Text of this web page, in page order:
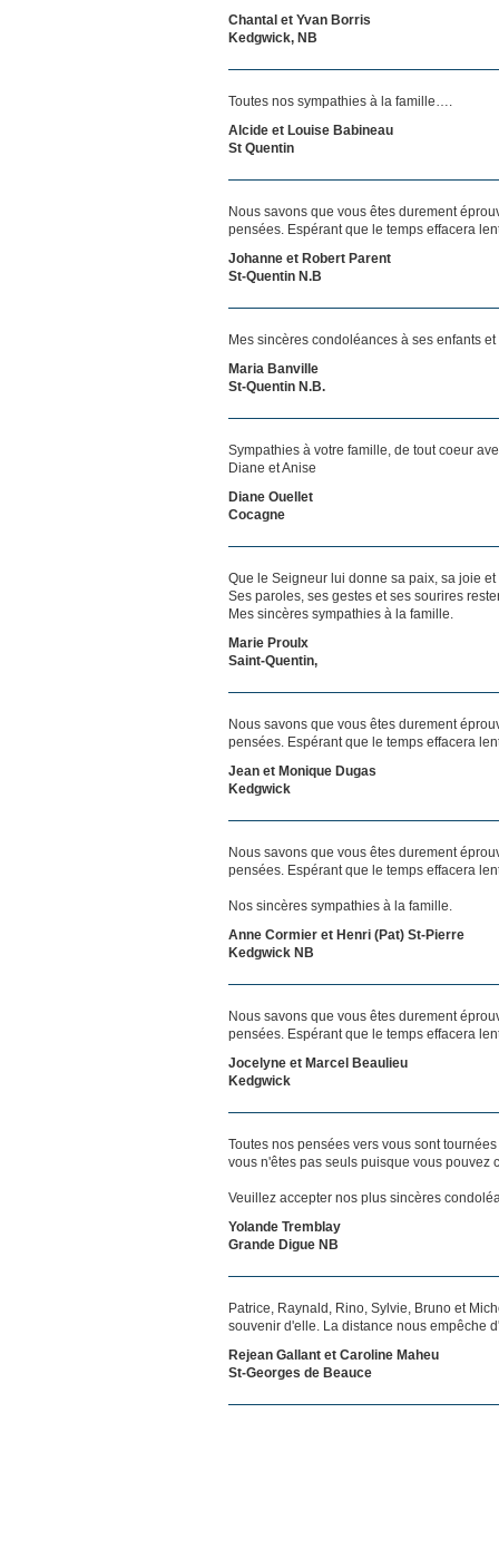
Chantal et Yvan Borris
Kedgwick, NB
Toutes nos sympathies à la famille….
Alcide et Louise Babineau
St Quentin
Nous savons que vous êtes durement
pensées. Espérant que le temps effacera
Johanne et Robert Parent
St-Quentin N.B
Mes sincères condoléances à ses enfants
Maria Banville
St-Quentin N.B.
Sympathies à votre famille, de tout coeur
Diane et Anise
Diane Ouellet
Cocagne
Que le Seigneur lui donne sa paix, sa joie
Ses paroles, ses gestes et ses sourires
Mes sincères sympathies à la famille.
Marie Proulx
Saint-Quentin,
Nous savons que vous êtes durement
pensées. Espérant que le temps effacera
Jean et Monique Dugas
Kedgwick
Nous savons que vous êtes durement
pensées. Espérant que le temps effacera
Nos sincères sympathies à la famille.
Anne Cormier et Henri (Pat) St-Pierre
Kedgwick NB
Nous savons que vous êtes durement
pensées. Espérant que le temps effacera
Jocelyne et Marcel Beaulieu
Kedgwick
Toutes nos pensées vers vous sont
vous n'êtes pas seuls puisque vous pouvez
Veuillez accepter nos plus sincères
Yolande Tremblay
Grande Digue NB
Patrice, Raynald, Rino, Sylvie, Bruno et
souvenir d'elle. La distance nous empêche
Rejean Gallant et Caroline Maheu
St-Georges de Beauce